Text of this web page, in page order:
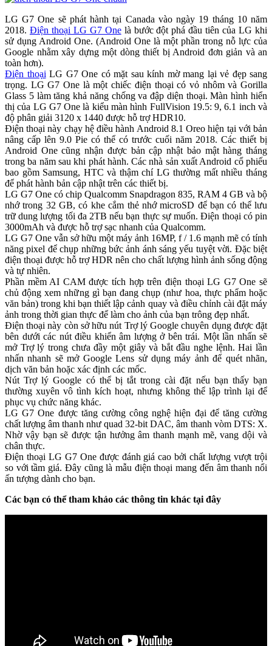
LG G7 One sẽ phát hành tại Canada vào ngày 19 tháng 10 năm
2018. Điện thoại LG G7 Onelà bước đột phá đầu tiên của LG khi
sử dụng Android One. (Android One là một phần trong nỗ lực của
Google nhằm xây dựng một dòng thiết bị Android đơn giản và an
toàn hơn).
Điện thoại LG G7 One có mặt sau kính mờ mang lại vẻ đẹp sang
trọng. LG G7 One là một chiếc điện thoại có vỏ nhôm và Gorilla
Glass 5 làm tăng khả năng chống va đập diện thoại. Màn hình hiển
thị của LG G7 One là kiểu màn hình FullVision 19.5: 9, 6.1 inch và
độ phân giải 3120 x 1440 được hỗ trợ HDR10.
Điện thoại này chạy hệ điều hành Android 8.1 Oreo hiện tại với bản
nâng cấp lên 9.0 Pie có thể có trước cuối năm 2018. Các thiết bị
Android One cũng nhận được bản cập nhật bảo mật hàng tháng
trong ba năm sau khi phát hành. Các nhà sản xuất Android cổ phiếu
bao gồm Samsung, HTC và thậm chí LG thường mất nhiều tháng
để phát hành bản cập nhật trên các thiết bị.
LG G7 One có chip Qualcomm Snapdragon 835, RAM 4 GB và bộ
nhớ trong 32 GB, có khe cắm thẻ nhớ microSD để bạn có thể lưu
trữ dung lượng tối đa 2TB nếu bạn thực sự muốn. Điện thoại có pin
3000mAh và được hỗ trợ sạc nhanh của Qualcomm.
LG G7 One vẫn sở hữu một máy ảnh 16MP, f / 1.6 mạnh mẽ có tính
năng pixel để chụp những bức ảnh ánh sáng yếu tuyệt vời. Đặc biệt
điện thoại được hỗ trợ HDR nên cho chất lượng hình ảnh sống động
và tự nhiên.
Phần mềm AI CAM được tích hợp trên điện thoại LG G7 One sẽ
chủ động xem những gì bạn đang chụp (như hoa, thực phẩm hoặc
văn bản) trong khi bạn thiết lập cảnh quay và điều chỉnh cài đặt máy
ảnh trong thời gian thực để làm cho ảnh của bạn trông đẹp nhất.
Điện thoại này còn sở hữu nút Trợ lý Google chuyên dụng được đặt
bên dưới các nút điều khiển âm lượng ở bên trái. Một lần nhấn sẽ
mở Trợ lý trong chưa đầy một giây và bắt đầu nghe lệnh. Hai lần
nhấn nhanh sẽ mở Google Lens sử dụng máy ảnh để quét nhãn,
dịch văn bản hoặc xác định các mốc.
Nút Trợ lý Google có thể bị tắt trong cài đặt nếu bạn thấy bạn
thường xuyên vô tình kích hoạt, nhưng không thể lập trình lại để
phục vụ chức năng khác.
LG G7 One được tăng cường công nghệ hiện đại để tăng cường
chất lượng âm thanh như quad 32-bit DAC, âm thanh vòm DTS: X.
Nhờ vậy bạn sẽ được tận hưởng âm thanh mạnh mẽ, vang dội và
chân thực.
Điện thoại LG G7 One được đánh giá cao bởi chất lượng vượt trội
so với tầm giá. Đây cũng là mẫu điện thoại mang đến âm thanh nổi
ấn tượng dành cho bạn.
Các bạn có thể tham khảo các thông tin khác tại đây